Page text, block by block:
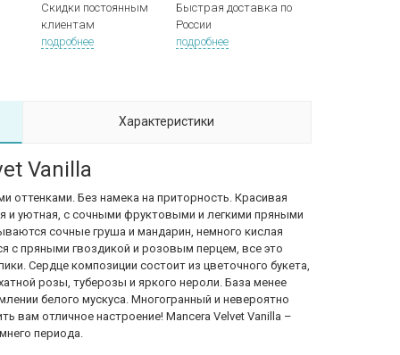
Скидки постоянным
клиентам
подробнее
Быстрая доставка по
России
подробнее
Характеристики
Vanilla
Без намека на приторность. Красивая
и уютная, с сочными фруктовыми и легкими пряными
сочные груша и мандарин, немного кислая
с пряными гвоздикой и розовым перцем, все это
Сердце композиции состоит из цветочного букета,
розы, туберозы и яркого нероли. База менее
белого мускуса. Многогранный и невероятно
вам отличное настроение! Mancera Velvet Vanilla –
периода.